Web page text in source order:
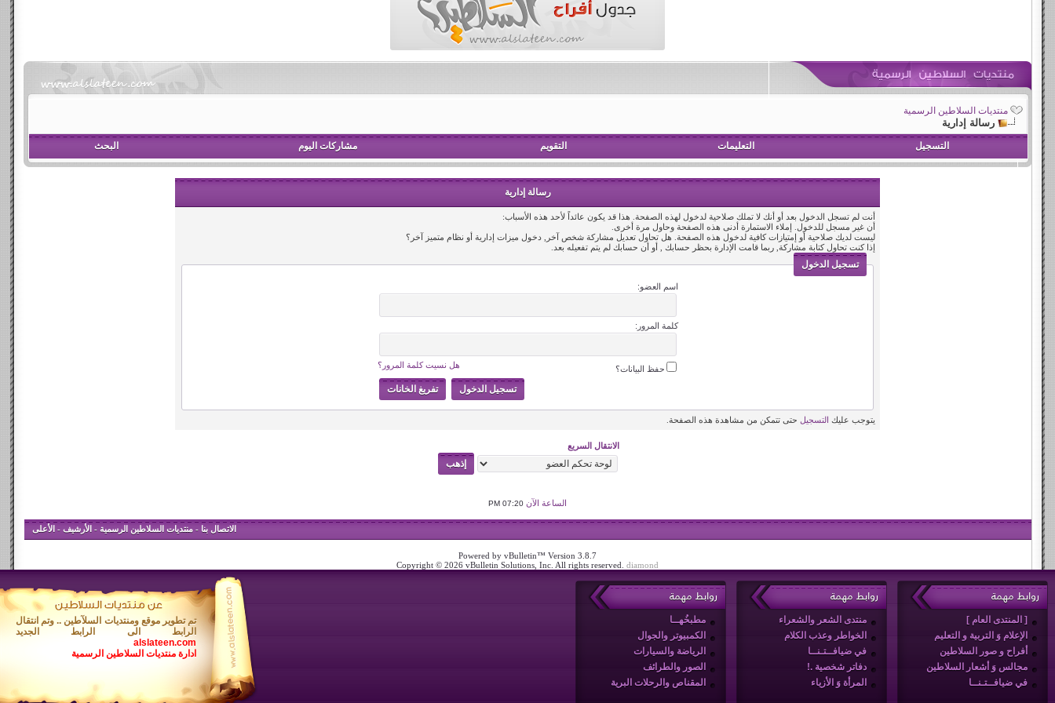
منتديات السلاطين الرسمية
رسالة إدارية
التسجيل التعليمات التقويم مشاركات اليوم البحث
رسالة إدارية
أنت لم تسجل الدخول بعد أو أنك لا تملك صلاحية لدخول لهذه الصفحة. هذا قد يكون عائداً لأحد هذه الأسباب:
أن غير مسجل للدخول. إملاء الاستمارة أدنى هذه الصفحة وحاول مرة أخرى.
ليست لديك صلاحية أو إمتيازات كافية لدخول هذه الصفحة. هل تحاول تعديل مشاركة شخص آخر, دخول ميزات إدارية أو نظام متميز آخر؟
إذا كنت تحاول كتابة مشاركة, ربما قامت الإدارة بحظر حسابك , أو أن حسابك لم يتم تفعيله بعد.
تسجيل الدخول
اسم العضو:
كلمة المرور:
هل نسيت كلمة المرور؟ حفظ البيانات؟
يتوجب عليك التسجيل حتى تتمكن من مشاهدة هذه الصفحة.
الانتقال السريع
الساعة الآن 07:20 PM
الاتصال بنا -منتديات السلاطين الرسمية - الأرشيف - الأعلى
Powered by vBulletin™ Version 3.8.7
Copyright © 2026 vBulletin Solutions, Inc. All rights reserved. diamond
روابط مهمة
[ المنتدى العام ]
الإعلام وَ التربية و التعليم
أفراح و صور السلاطين
مجالس وَ أشعار السلاطين
في ضيافــتـنــا
روابط مهمة
منتدى الشعر والشعراء
الخواطر وعذب الكلام
في ضيافــتـنــا
دفاتر شخصية .!
المرأة وَ الأزياء
روابط مهمة
مطبخُهــا
الكمبيوتر والجوال
الرياضة والسيارات
الصور والطرائف
المقناص والرحلات البرية
تم تطوير موقع ومنتديات السلآطين .. وتم انتقال
الرابط الى الرابط الجديد
alslateen.com
ادارة منتديات السلاطين الرسمية